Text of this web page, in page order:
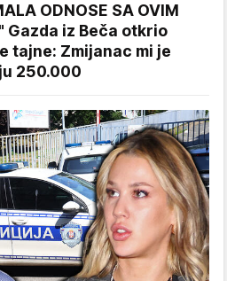
ODNOSE SA OVIM
Gazda iz Beča otkrio
tajne: Zmijanac mi je
250.000